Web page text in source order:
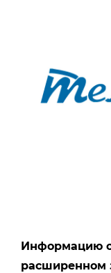
Информацию
расширенном